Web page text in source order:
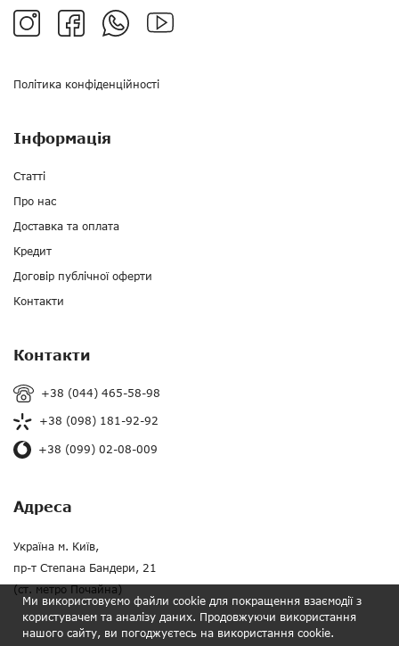
Політика конфіденційності
Інформація
Статті
Про нас
Доставка та оплата
Кредит
Договір публічної оферти
Контакти
Контакти
+38 (044) 465-58-98
+38 (098) 181-92-92
+38 (099) 02-08-009
Адреса
Україна м. Київ,
пр-т Степана Бандери, 21
(ст. метро Почайна)
Ми використовуємо файли cookie для покращення взаємодії з
користувачем та аналізу даних. Продовжуючи використання
нашого сайту, ви погоджуєтесь на використання cookie.